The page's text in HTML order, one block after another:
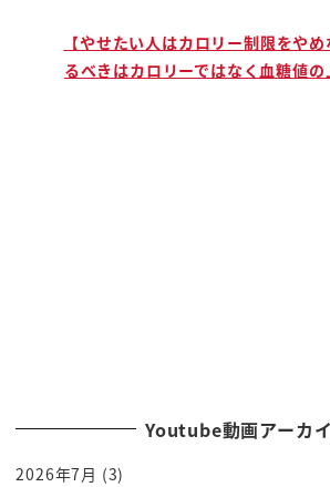
結果張飛說完「知道啦」
回頭就喝起來了
「對不起 這是我張飛此生的罪過」
「我喝醉酒了」
【やせたい人はカロリー制限をや
るべきはカロリーではなく血糖値の
Youtube動画アーカ
2026年7月 (3)